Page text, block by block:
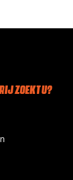
ZOEKT U?